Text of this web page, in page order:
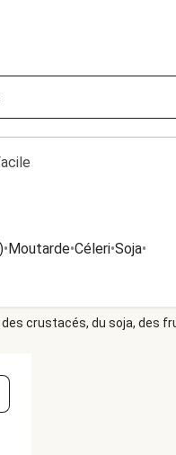
•Moutarde•Céleri•Soja•
crustacés, du soja, des